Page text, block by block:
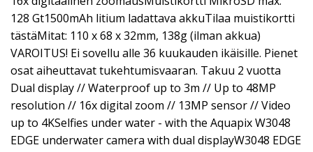
128 Gt1500mAh litium ladattava akkuTilaa muistikortti
tästäMitat: 110 x 68 x 32mm, 138g (ilman akkua)
VAROITUS! Ei sovellu alle 36 kuukauden ikäisille. Pienet
osat aiheuttavat tukehtumisvaaran. Takuu 2 vuotta
Dual display // Waterproof up to 3m // Up to 48MP
resolution // 16x digital zoom // 13MP sensor // Video
up to 4KSelfies under water - with the Aquapix W3048
EDGE underwater camera with dual displayW3048 EDGE